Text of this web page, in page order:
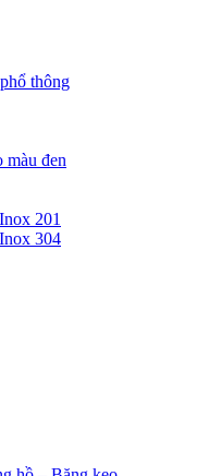
thông
màu đen
201
304